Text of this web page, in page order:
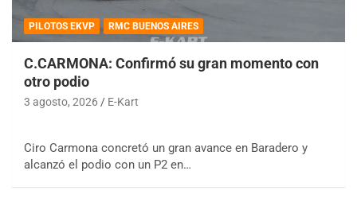
PILOTOS EKVP RMC BUENOS AIRES
C.CARMONA: Confirmó su gran momento con
otro podio
3 agosto, 2026 E-Kart
Ciro Carmona concretó un gran avance en Baradero y
alcanzó el podio con un P2 en…
08/09-AGO